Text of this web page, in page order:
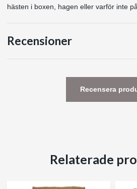
hästen i boxen, hagen eller varför inte
Recensioner
Recensera
Relaterade